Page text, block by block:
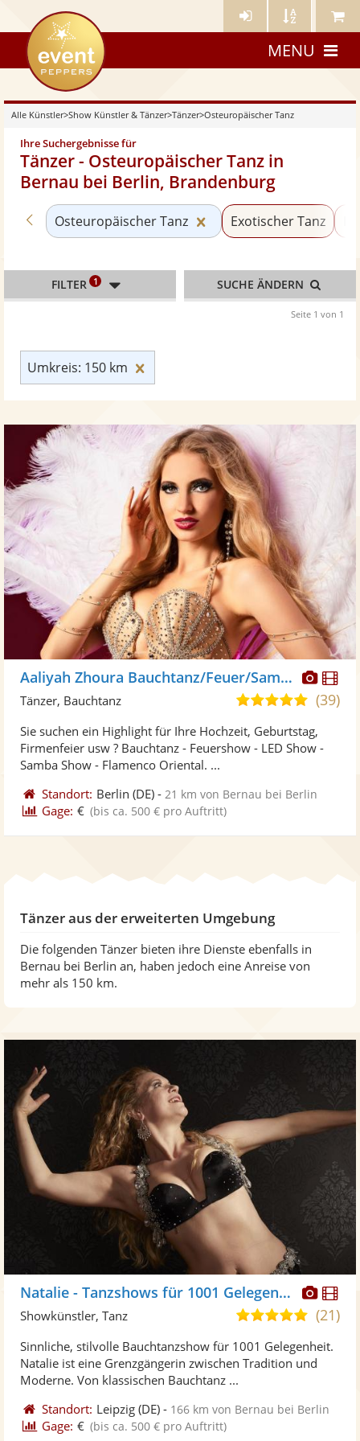
Künstler- Künstler Meine
eventpeppers
MENU
Alle Künstler>Show Künstler & Tänzer>Tänzer>Osteuropäischer Tanz
Ihre Suchergebnisse für
Tänzer - Osteuropäischer Tanz in
Bernau bei Berlin, Brandenburg
Zurück zu «Tänzer»
Osteuropäischer Tanz Kategorie
Exotischer Tanz
Umkreis: 150 km
FILTER 1 SUCHE ÄNDERN
Seite 1 von 1
Aaliyah Zhoura Bauchtanz/Feuer/Samba
5,0
5
(39)
Tänzer, Bauchtanz
Sie suchen ein Highlight für Ihre Hochzeit, Geburtstag,
Firmenfeier usw ? Bauchtanz - Feuershow - LED Show -
Samba Show - Flamenco Oriental. ...
Standort: Berlin (DE) - 21 km von Bernau bei Berlin
Gage: € (bis ca. 500 € pro Auftritt)
Tänzer aus der erweiterten Umgebung
Die folgenden Tänzer bieten ihre Dienste ebenfalls in
Bernau bei Berlin an, haben jedoch eine Anreise von
mehr als 150 km.
Fotos
Natalie - Tanzshows für 1001 Gelegenheit
5,0
5
(21)
Showkünstler, Tanz
Sinnliche, stilvolle Bauchtanzshow für 1001 Gelegenheit.
Natalie ist eine Grenzgängerin zwischen Tradition und
Moderne. Von klassischen Bauchtanz ...
Standort: Leipzig (DE) - 166 km von Bernau bei Berlin
Gage: € (bis ca. 500 € pro Auftritt)